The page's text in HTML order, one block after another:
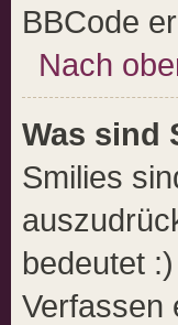
BBCode
Nach
Was sind
Smilies
bedeutet
Verfassen